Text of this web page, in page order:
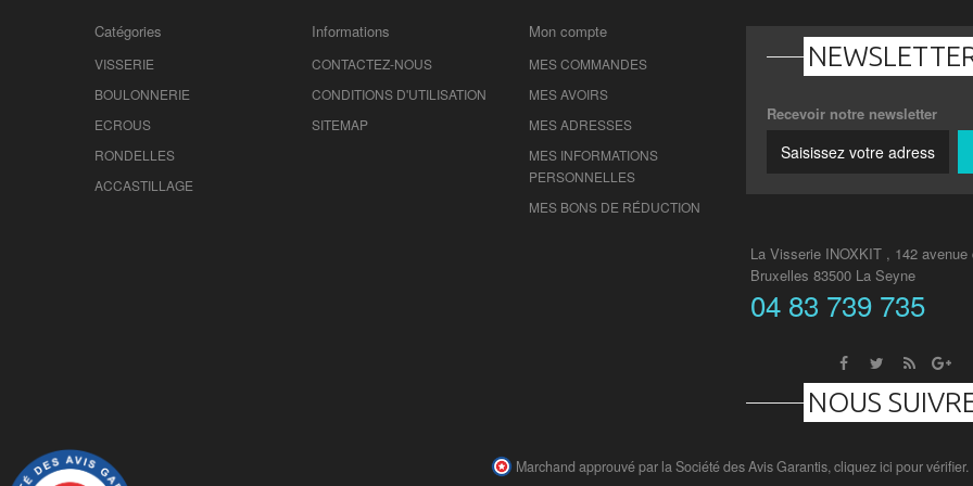
Catégories
VISSERIE
BOULONNERIE
ECROUS
RONDELLES
ACCASTILLAGE
Informations
CONTACTEZ-NOUS
CONDITIONS D'UTILISATION
SITEMAP
Mon compte
MES COMMANDES
MES AVOIRS
MES ADRESSES
MES INFORMATIONS
PERSONNELLES
MES BONS DE RÉDUCTION
Recevoir notre newsletter
La Visserie INOXKIT , 142 avenue
Bruxelles 83500 La Seyne
04 83 739 735
NOUS
Marchand approuvé par la Société des Avis Garantis,cliquez ici pour vérifier.